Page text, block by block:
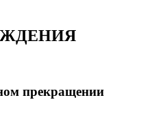
прекращении